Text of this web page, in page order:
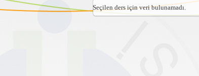
Seçilen ders için veri bulunamadı.